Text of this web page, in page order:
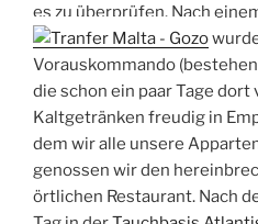
es zu überprüfen. Nach
Vorauskommando
die schon ein paar Tage
Kaltgetränken freudig in
dem wir alle unsere
genossen wir den
örtlichen Restaurant. Nach